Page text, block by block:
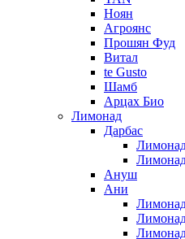
Ноян
Агроянс
Прошян Фуд
Витал
te Gusto
Шамб
Арцах Био
Лимонад
Дарбас
Ануш
Ани